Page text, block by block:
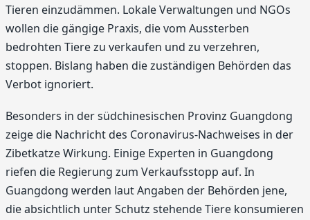
Tieren einzudämmen. Lokale Verwaltungen und NGOs
wollen die gängige Praxis, die vom Aussterben
bedrohten Tiere zu verkaufen und zu verzehren,
stoppen. Bislang haben die zuständigen Behörden das
Verbot ignoriert.
Besonders in der südchinesischen Provinz Guangdong
zeige die Nachricht des Coronavirus-Nachweises in der
Zibetkatze Wirkung. Einige Experten in Guangdong
riefen die Regierung zum Verkaufsstopp auf. In
Guangdong werden laut Angaben der Behörden jene,
die absichtlich unter Schutz stehende Tiere konsumieren